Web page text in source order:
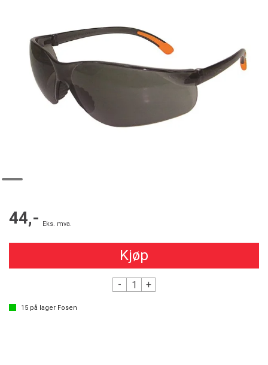
44,- Eks. mva.
Kjøp
- +
15 på lager Fosen